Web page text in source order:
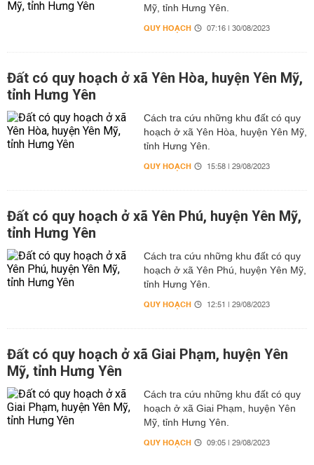
Mỹ, tỉnh Hưng Yên.
QUY HOẠCH 07:16 | 30/08/2023
Đất có quy hoạch ở xã Yên Hòa, huyện Yên Mỹ,
tỉnh Hưng Yên
Cách tra cứu những khu đất có quy
hoạch ở xã Yên Hòa, huyện Yên Mỹ,
tỉnh Hưng Yên.
QUY HOẠCH 15:58 | 29/08/2023
Đất có quy hoạch ở xã Yên Phú, huyện Yên Mỹ,
tỉnh Hưng Yên
Cách tra cứu những khu đất có quy
hoạch ở xã Yên Phú, huyện Yên Mỹ,
tỉnh Hưng Yên.
QUY HOẠCH 12:51 | 29/08/2023
Đất có quy hoạch ở xã Giai Phạm, huyện Yên
Mỹ, tỉnh Hưng Yên
Cách tra cứu những khu đất có quy
hoạch ở xã Giai Phạm, huyện Yên
Mỹ, tỉnh Hưng Yên.
QUY HOẠCH 09:05 | 29/08/2023